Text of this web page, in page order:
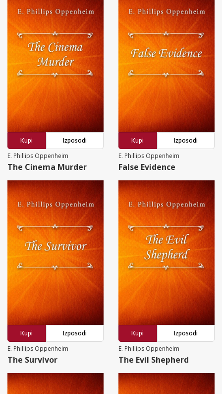
Kupi
Izposodi
E. Phillips Oppenheim
The Cinema Murder
Kupi
Izposodi
E. Phillips Oppenheim
False Evidence
Kupi
Izposodi
E. Phillips Oppenheim
The Survivor
Kupi
Izposodi
E. Phillips Oppenheim
The Evil Shepherd